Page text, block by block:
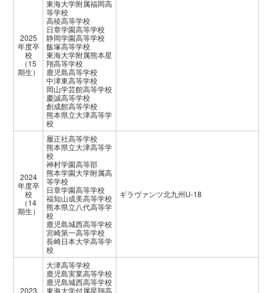
2025
年度卒
校
（15
期生）
東海大学附属福岡高
等学校
高稜高等学校
日章学園高等学校
静岡学園高等学校
飯塚高等学校
東海大学附属熊本星
翔高等学校
鹿児島高等学校
中津東高等学校
岡山学芸館高等学校
慶誠高等学校
創成館高等学校
熊本県立大津高等学
校
2024
年度卒
校
（14
期生）
履正社高等学校
熊本県立大津高等学
校
神村学園高等部
熊本学園大学附属高
等学校
日章学園高等学校
福知山成美高等学校
熊本県立八代高等学
校
鹿児島城西高等学校
宮崎第一高等学校
長崎日本大学高等学
校
ギラヴァンツ北九州U-18
2023
大津高等学校
鹿児島実業高等学校
鹿児島城西高等学校
東海大学付属星翔高